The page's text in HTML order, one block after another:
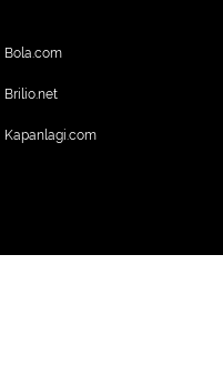
Bola.com
Brilio.net
Kapanlagi.com